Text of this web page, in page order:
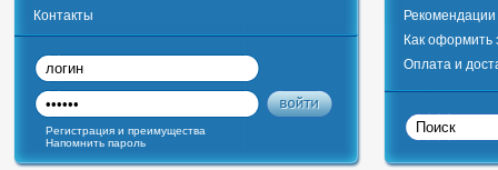
Контакты
Как оформить
Оплата и
Регистрация и преимущества
Напомнить пароль